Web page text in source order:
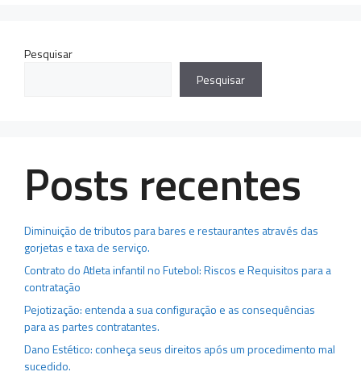
Pesquisar
Pesquisar
Posts recentes
Diminuição de tributos para bares e restaurantes através das
gorjetas e taxa de serviço.
Contrato do Atleta infantil no Futebol: Riscos e Requisitos para a
contratação
Pejotização: entenda a sua configuração e as consequências
para as partes contratantes.
Dano Estético: conheça seus direitos após um procedimento mal
sucedido.